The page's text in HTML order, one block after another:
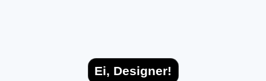
Ei, Designer!